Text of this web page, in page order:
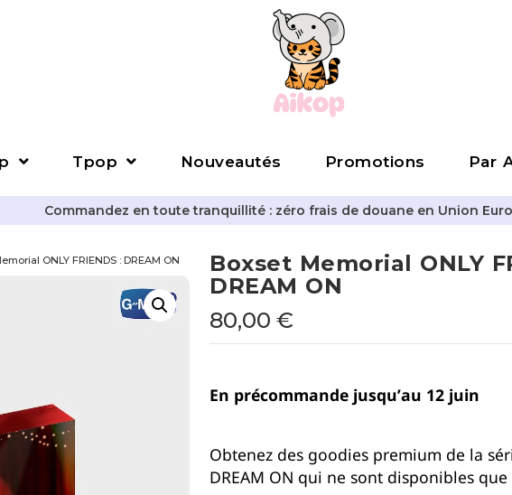
Tpop Nouveautés Promotions Par
Commandez en toute tranquillité : zéro frais de douane en Union
ONLY FRIENDS : DREAM ON
Boxset Memorial ONLY
DREAM ON
80,00 €
En précommande jusqu’au 12 juin
Obtenez des goodies premium de la
DREAM ON qui ne sont disponibles